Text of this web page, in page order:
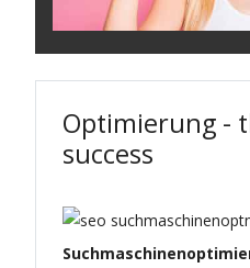
Optimierung -
success